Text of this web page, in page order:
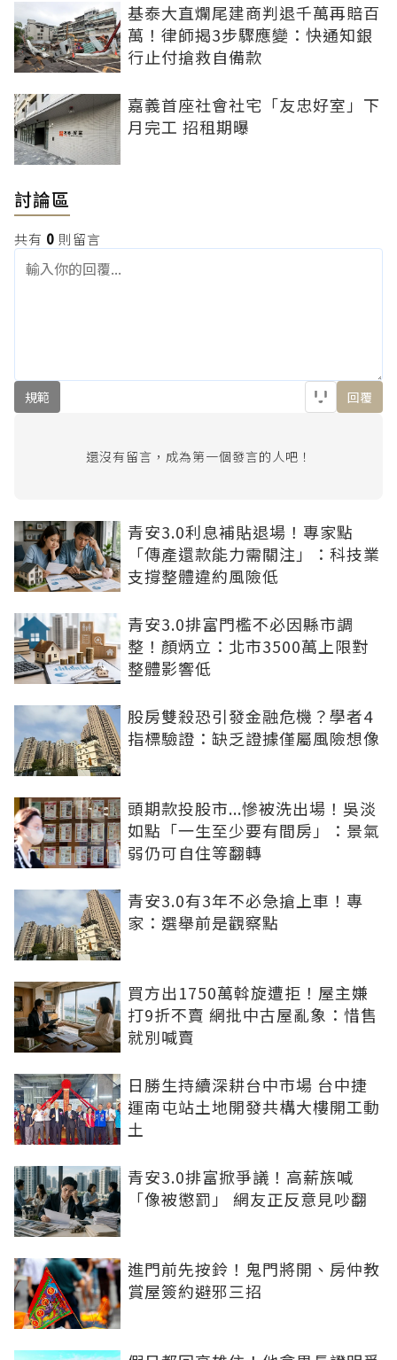
基泰大直爛尾建商判退千萬再賠百
萬！律師揭3步驟應變：快通知銀
行止付搶救自備款
嘉義首座社會社宅「友忠好室」下
月完工 招租期曝
討論區
共有 0 則留言
規範 回覆
還沒有留言，成為第一個發言的人吧！
青安3.0利息補貼退場！專家點
「傳產還款能力需關注」：科技業
支撐整體違約風險低
青安3.0排富門檻不必因縣市調
整！顏炳立：北市3500萬上限對
整體影響低
股房雙殺恐引發金融危機？學者4
指標驗證：缺乏證據僅屬風險想像
頭期款投股市...慘被洗出場！吳淡
如點「一生至少要有間房」：景氣
弱仍可自住等翻轉
青安3.0有3年不必急搶上車！專
家：選舉前是觀察點
買方出1750萬斡旋遭拒！屋主嫌
打9折不賣 網批中古屋亂象：惜售
就別喊賣
日勝生持續深耕台中市場 台中捷
運南屯站土地開發共構大樓開工動
土
青安3.0排富掀爭議！高薪族喊
「像被懲罰」 網友正反意見吵翻
進門前先按鈴！鬼門將開、房仲教
賞屋簽約避邪三招